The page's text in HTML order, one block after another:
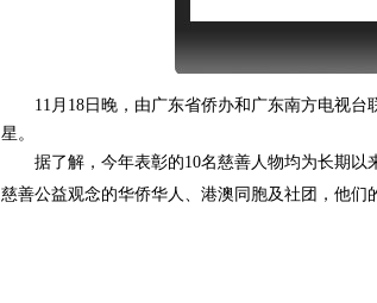
11月18日晚，由广东省侨办和广东南方电视台联
星。
据了解，今年表彰的10名慈善人物均为长期以
慈善公益观念的华侨华人、港澳同胞及社团，他们